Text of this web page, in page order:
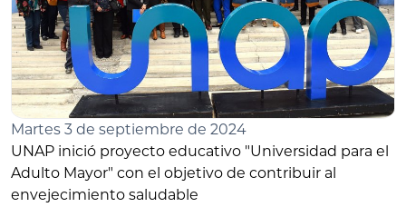
Martes 3 de septiembre de 2024
UNAP inició proyecto educativo "Universidad para el
Adulto Mayor" con el objetivo de contribuir al
envejecimiento saludable